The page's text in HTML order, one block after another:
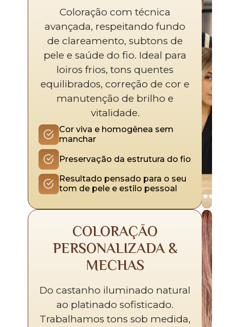
Coloração com técnica
avançada, respeitando fundo
de clareamento, subtons de
pele e saúde do fio. Ideal para
loiros frios, tons quentes
equilibrados, correção de cor e
manutenção de brilho e
vitalidade.
Cor viva e homogênea sem
manchar
Preservação da estrutura do fio
Resultado pensado para o seu
tom de pele e estilo pessoal
COLORAÇÃO
PERSONALIZADA &
MECHAS
Do castanho iluminado natural
ao platinado sofisticado.
Trabalhamos tons sob medida,